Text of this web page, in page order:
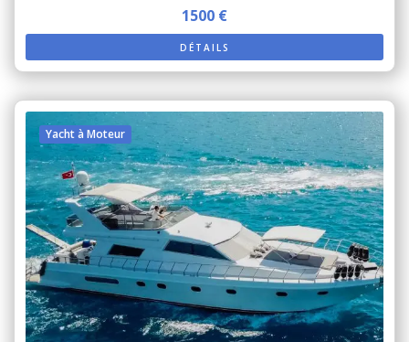
1500 €
DÉTAILS
Yacht à Moteur